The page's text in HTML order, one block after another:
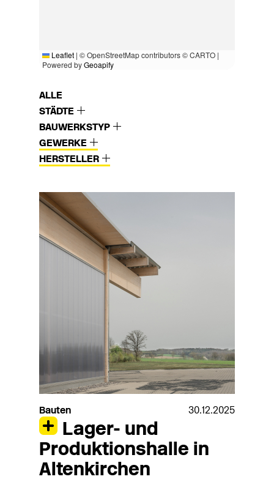
Leaflet | © OpenStreetMap contributors © CARTO |
Powered byGeoapify
ALLE
STÄDTE
BAUWERKSTYP
GEWERKE
HERSTELLER
Bauten 30.12.2025
Lager- und
Produktionshalle in
Altenkirchen